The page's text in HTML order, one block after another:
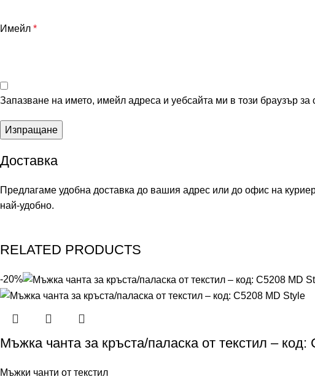
Имейл*
Запазване на името, имейл адреса и уебсайта ми в този браузър
Доставка
Предлагаме удобна доставка до вашия адрес или до офис на
най-удобно.
RELATED PRODUCTS
-20%
Мъжка чанта за кръста/паласка от текстил – код:
Мъжки чанти от текстил